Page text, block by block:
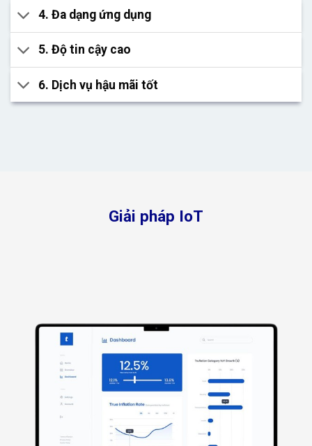
4. Đa dạng ứng dụng
5. Độ tin cậy cao
6. Dịch vụ hậu mãi tốt
Giải pháp IoT